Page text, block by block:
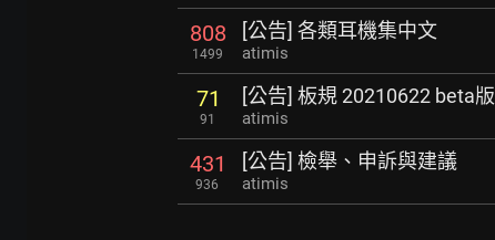
808
1499
[公告] 各類耳機集中文
atimis
71
91
[公告] 板規 20210622 beta版
atimis
431
936
[公告] 檢舉、申訴與建議
atimis